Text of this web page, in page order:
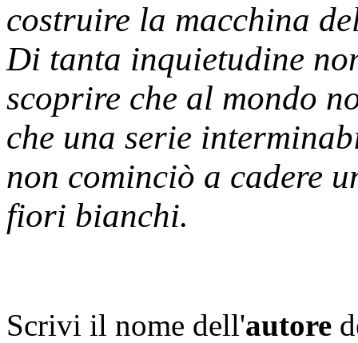
costruire la macchina
Di tanta inquietudine
scoprire che al mondo
che una serie
non cominciò a cadere
fiori bianchi.
Scrivi il nome dell'autore